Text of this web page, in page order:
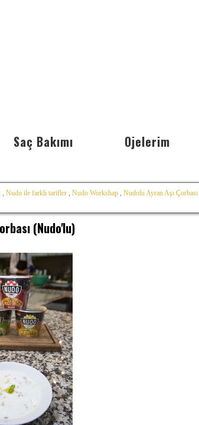
Saç Bakımı Ojelerim
, Nudo ile farklı tarifler , Nudo Workshap , Nudolu Ayran Aşı Çorbası
(Nudo'lu)